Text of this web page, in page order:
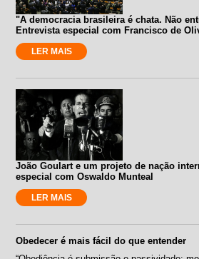
"A democracia brasileira é chata. Não
Entrevista especial com Francisco de
LER MAIS
João Goulart e um projeto de nação
especial com Oswaldo Munteal
LER MAIS
Obedecer é mais fácil do que entender